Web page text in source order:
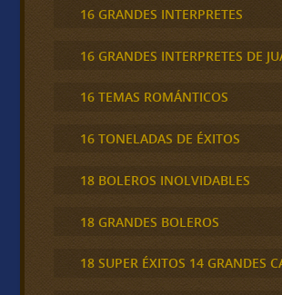
16 GRANDES INTERPRETES
16 GRANDES INTERPRETES DE
16 TEMAS ROMÁNTICOS
16 TONELADAS DE ÉXITOS
18 BOLEROS INOLVIDABLES
18 GRANDES BOLEROS
18 SUPER ÉXITOS 14 GRANDES